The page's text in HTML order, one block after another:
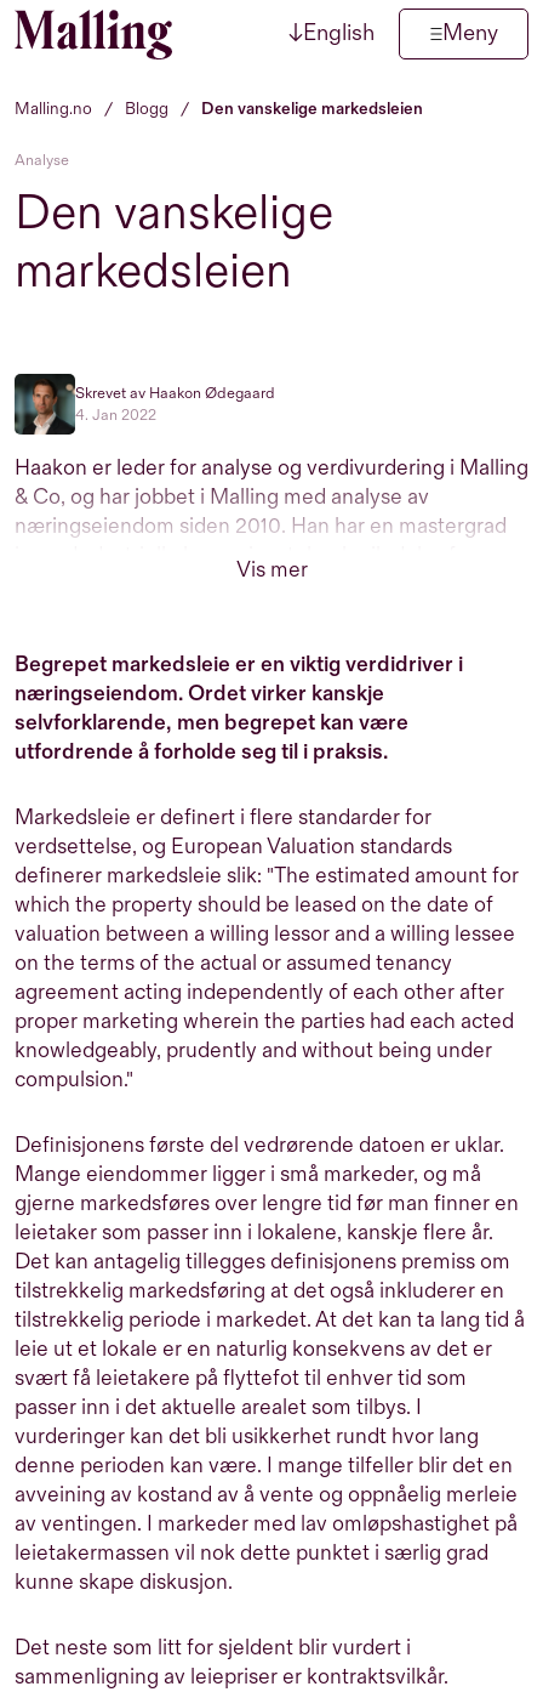
Hopp til innhold ↓English Meny
Malling.no / Blogg / Den vanskelige markedsleien
Analyse
Den vanskelige
markedsleien
Skrevet av Haakon Ødegaard
4. Jan 2022
Haakon er leder for analyse og verdivurdering i Malling
& Co, og har jobbet i Malling med analyse av
næringseiendom siden 2010. Han har en mastergrad
innen Industriell økonomi og teknologiledelse fra
NTNU i Trondheim, og har senere fullført en Executive
Vis mer
Begrepet markedsleie er en viktig verdidriver i
næringseiendom. Ordet virker kanskje
selvforklarende, men begrepet kan være
utfordrende å forholde seg til i praksis.
Markedsleie er definert i flere standarder for
verdsettelse, og European Valuation standards
definerer markedsleie slik: "The estimated amount for
which the property should be leased on the date of
valuation between a willing lessor and a willing lessee
on the terms of the actual or assumed tenancy
agreement acting independently of each other after
proper marketing wherein the parties had each acted
knowledgeably, prudently and without being under
compulsion."
Definisjonens første del vedrørende datoen er uklar.
Mange eiendommer ligger i små markeder, og må
gjerne markedsføres over lengre tid før man finner en
leietaker som passer inn i lokalene, kanskje flere år.
Det kan antagelig tillegges definisjonens premiss om
tilstrekkelig markedsføring at det også inkluderer en
tilstrekkelig periode i markedet. At det kan ta lang tid å
leie ut et lokale er en naturlig konsekvens av det er
svært få leietakere på flyttefot til enhver tid som
passer inn i det aktuelle arealet som tilbys. I
vurderinger kan det bli usikkerhet rundt hvor lang
denne perioden kan være. I mange tilfeller blir det en
avveining av kostand av å vente og oppnåelig merleie
av ventingen. I markeder med lav omløpshastighet på
leietakermassen vil nok dette punktet i særlig grad
kunne skape diskusjon.
Det neste som litt for sjeldent blir vurdert i
sammenligning av leiepriser er kontraktsvilkår.